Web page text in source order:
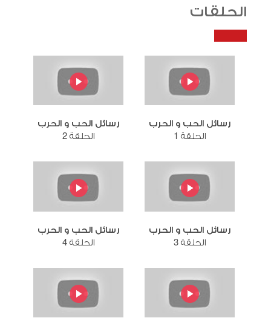
الحلقات
رسائل الحب و الحرب
الحلقة 1
رسائل الحب و الحرب
الحلقة 2
رسائل الحب و الحرب
الحلقة 3
رسائل الحب و الحرب
الحلقة 4